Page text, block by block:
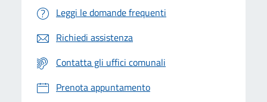
Leggi le domande frequenti
Richiedi assistenza
Contatta gli uffici comunali
Prenota appuntamento